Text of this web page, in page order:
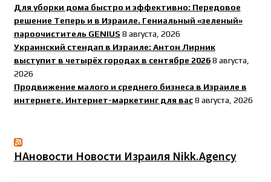
Для уборки дома быстро и эффективно: Передовое
решение Теперь и в Израиле. Гениальный «зеленый»
пароочиститель GENIUS 8 августа, 2026
Украинский стендап в Израиле: Антон Лирник
выступит в четырёх городах в сентябре 2026 8 августа,
2026
Продвижение малого и среднего бизнеса в Израиле в
интернете. Интернет-маркетинг для вас 8 августа, 2026
НАновости Новости Израиля Nikk.Agency